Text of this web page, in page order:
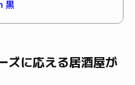
黒
ズに応える居酒屋が